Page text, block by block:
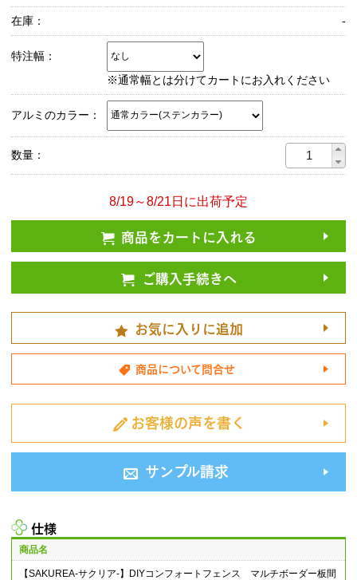
在庫： -
特注幅：
※通常幅とは分けてカートにお入れください
アルミのカラー：
数量：
8/19～8/21日に出荷予定
商品をカートに入れる
ご購入手続きへ
お気に入りに追加
商品について問合せ
お客様の声を書く
サンプル請求
仕様
商品名
【SAKUREA-サクリア-】DIYコンフォートフェンス マルチボーダー板間